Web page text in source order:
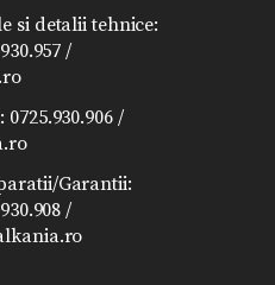
si detalii tehnice:
/
/
Garantii:
/